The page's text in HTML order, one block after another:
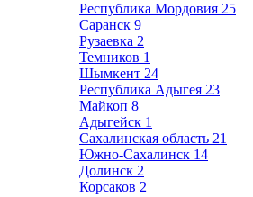
Республика Мордовия 25
Саранск 9
Рузаевка 2
Темников 1
Шымкент 24
Республика Адыгея 23
Майкоп 8
Адыгейск 1
Сахалинская область 21
Южно-Сахалинск 14
Долинск 2
Корсаков 2